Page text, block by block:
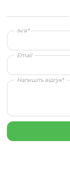
Ім'я*
Email
Напишіть відгук*